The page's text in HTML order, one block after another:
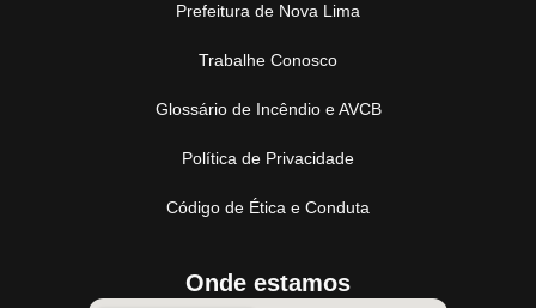
Prefeitura de Nova Lima
Trabalhe Conosco
Glossário de Incêndio e AVCB
Política de Privacidade
Código de Ética e Conduta
Onde estamos